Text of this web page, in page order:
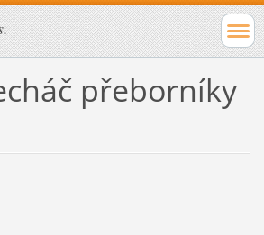
přeborníky